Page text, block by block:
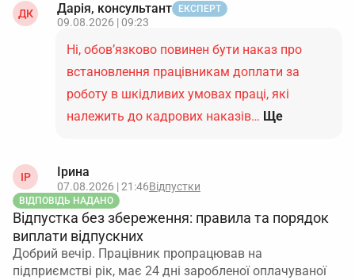
ДК Дарія, консультант ЕКСПЕРТ
09.08.2026 | 09:23
Ні, обов’язково повинен бути наказ про
встановлення працівникам доплати за
роботу в шкідливих умовах праці, які
належить до кадрових наказів… Ще
ІР Ірина
07.08.2026 | 21:46Відпустки
ВІДПОВІДЬ НАДАНО
Відпустка без збереження: правила та порядок
виплати відпускних
Добрий вечір. Працівник пропрацював на
підприємстві рік, має 24 дні заробленої оплачуваної